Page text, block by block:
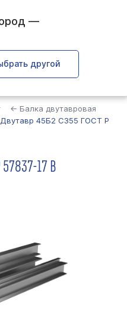
—
другой
← Балка двутавровая
45Б2 С355 ГОСТ Р
17 В